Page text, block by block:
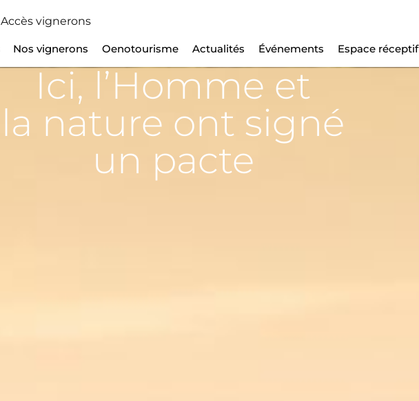
Accès vignerons
Nos vignerons Oenotourisme Actualités Événements Espace réceptif
Ici, l’Homme et
la nature ont signé
un pacte